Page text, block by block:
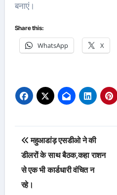
बनाएं।
Share this:
WhatsApp X
Post
navigation
महुआडांड़ एसडीओ ने की
डीलरों के साथ बैठक,कहा राशन
से एक भी कार्डधारी वंचित न
रहे।